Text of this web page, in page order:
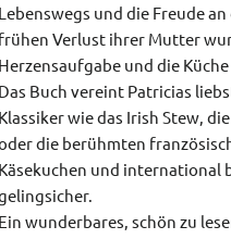
Lebenswegs und die Freude
frühen Verlust ihrer Mutter
Herzensaufgabe und die
Das Buch vereint Patricias
Klassiker wie das Irish Stew,
die berühmten
Käsekuchen und international
Ein wunderbares, schön zu